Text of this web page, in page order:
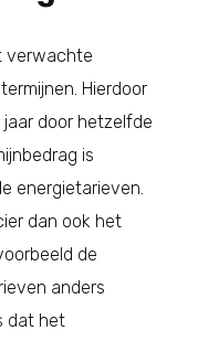
verwachte
Hierdoor
door hetzelfde
is
energietarieven.
dan ook het
de
anders
dat het